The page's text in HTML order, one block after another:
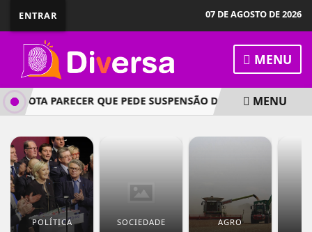
ENTRAR 07 DE AGOSTO DE 2026
MENU
PARECER QUE PEDE SUSPENSÃO DO DEPUTADOMENU
POLÍTICA SOCIEDADE AGRO